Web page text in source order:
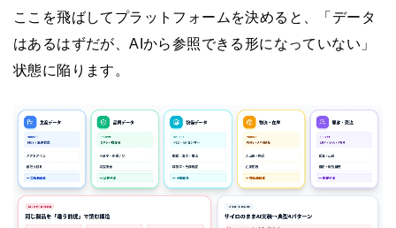
ここを飛ばしてプラットフォームを決めると、「データ
はあるはずだが、AIから参照できる形になっていない」
状態に陥ります。